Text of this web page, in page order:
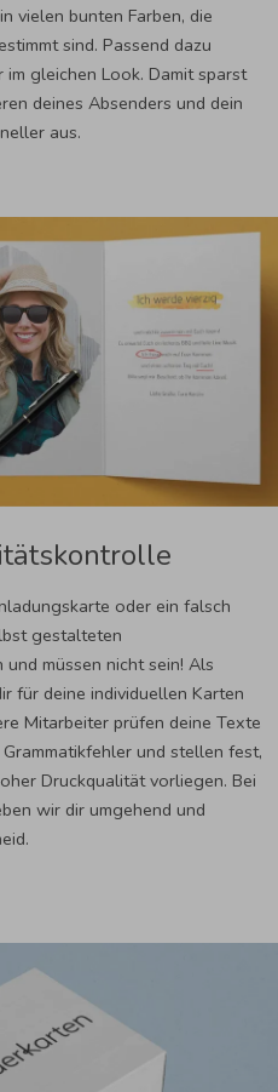
vielen bunten Farben, die
sind. Passend dazu
gleichen Look. Damit sparst
deines Absenders und dein
aus.
oder ein falsch
gestalteten
müssen nicht sein! Als
für deine individuellen Karten
Mitarbeiter prüfen deine Texte
und stellen fest,
Druckqualität vorliegen. Bei
wir dir umgehend und